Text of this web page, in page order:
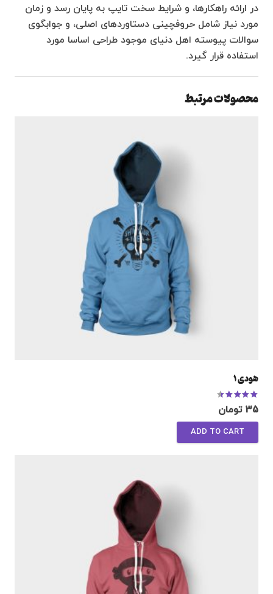
در ارائه راهکارها، و شرایط سخت تایپ به پایان رسد و زمان
مورد نیاز شامل حروفچینی دستاوردهای اصلی، و جوابگوی
سوالات پیوسته اهل دنیای موجود طراحی اساسا مورد
استفاده قرار گیرد.
محصولات مرتبط
هودی 1
out of 5
35 تومان
ADD TO CART